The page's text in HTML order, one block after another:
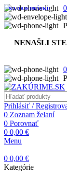
NENAŠLI
Prihlásiť /
0 Zoznam želaní
0 Porovnať
0 0,00 €
Menu
0 0,00 €
Kategórie
NA OBJEDNÁVKU